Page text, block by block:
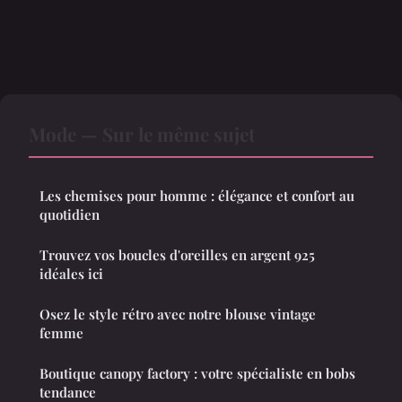
Les chemises pour homme : élégance et confort au
quotidien
Trouvez vos boucles d'oreilles en argent 925
idéales ici
Osez le style rétro avec notre blouse vintage
femme
Boutique canopy factory : votre spécialiste en bobs
tendance